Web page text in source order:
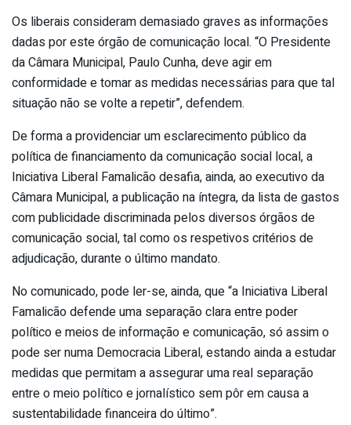
Os liberais consideram demasiado graves as informações
dadas por este órgão de comunicação local. “O Presidente
da Câmara Municipal, Paulo Cunha, deve agir em
conformidade e tomar as medidas necessárias para que tal
situação não se volte a repetir”, defendem.
De forma a providenciar um esclarecimento público da
política de financiamento da comunicação social local, a
Iniciativa Liberal Famalicão desafia, ainda, ao executivo da
Câmara Municipal, a publicação na íntegra, da lista de gastos
com publicidade discriminada pelos diversos órgãos de
comunicação social, tal como os respetivos critérios de
adjudicação, durante o último mandato.
No comunicado, pode ler-se, ainda, que “a Iniciativa Liberal
Famalicão defende uma separação clara entre poder
político e meios de informação e comunicação, só assim o
pode ser numa Democracia Liberal, estando ainda a estudar
medidas que permitam a assegurar uma real separação
entre o meio político e jornalístico sem pôr em causa a
sustentabilidade financeira do último”.